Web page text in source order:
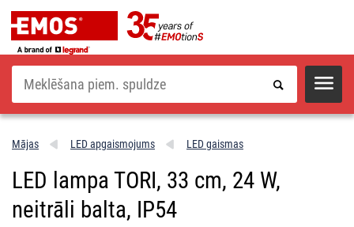
Meklēšana
Mājas LED apgaismojums LED gaismas
LED lampa TORI, 33 cm, 24 W,
neitrāli balta, IP54